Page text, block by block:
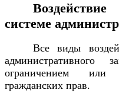
системе
Все виды
административного
ограничением или
гражданских прав.